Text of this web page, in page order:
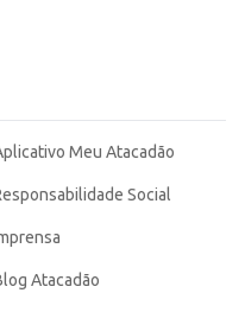
Meu Atacadão
Social
Atacadão